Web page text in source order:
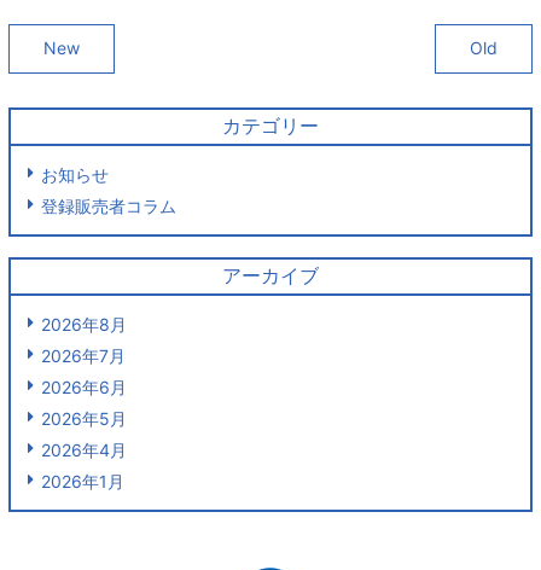
New Old
カテゴリー
お知らせ
登録販売者コラム
アーカイブ
2026年8月
2026年7月
2026年6月
2026年5月
2026年4月
2026年1月